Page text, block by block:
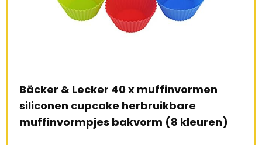
Bäcker & Lecker 40 x muffinvormen
siliconen cupcake herbruikbare
muffinvormpjes bakvorm (8 kleuren)